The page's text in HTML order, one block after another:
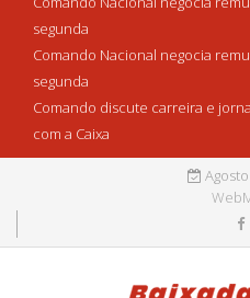
segunda
Comando Nacional negocia
segunda
Comando discute carreira e
com a Caixa